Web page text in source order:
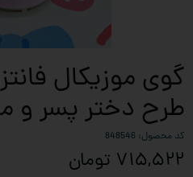
گوی موزیکال
طرح دختر پسر و
کد محصول: 848546
۷۱۵,۵۲۲ تومان